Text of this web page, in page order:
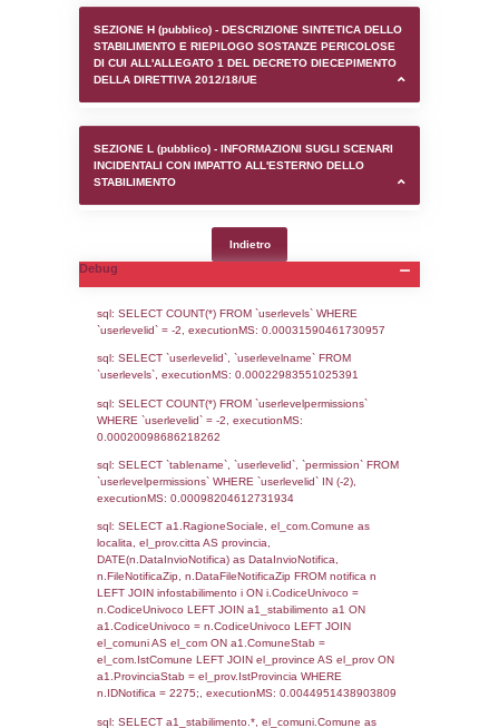
SEZIONE A1 (pubblico) - INFORMAZIONI
SEZIONE D (pubblico) - INFORMAZIONI
CONTROLLO A CUI è SOGGETTO LO
DELL'AMBIENTE/TERRITORIO
STABILIMENTO
SEZIONE H (pubblico) - DESCRIZIONE
STABILIMENTO E RIEPILOGO SOSTANZE
DI CUI ALL'ALLEGATO 1 DEL DECRETO
DELLA DIRETTIVA 2012/18/UE
SEZIONE L (pubblico) - INFORMAZIONI
INCIDENTALI CON IMPATTO